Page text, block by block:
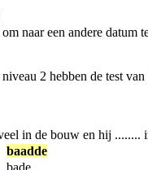
naar een andere datum
2 hebben de test
in de bouw en hij ........
baadde
bade